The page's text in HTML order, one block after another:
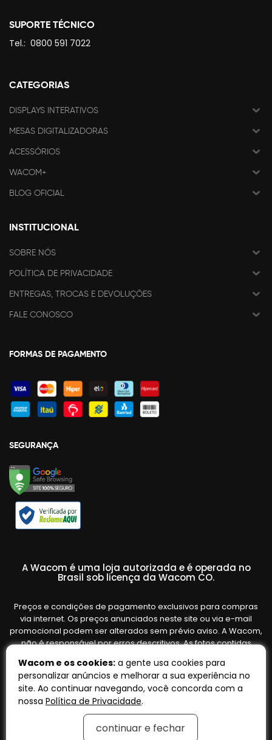
SUPORTE TÉCNICO
Tel.: 0800 591 7022
CATEGORIAS
DISPLAYS INTERATIVOS
MESAS DIGITALIZADORAS
ACESSÓRIOS
WACOM+
BLOG OFICIAL
INSTITUCIONAL
SOBRE NÓS
POLÍTICA DE PRIVACIDADE
ENTREGAS, TROCAS E DEVOLUÇÕES
FALE CONOSCO
FORMAS DE PAGAMENTO
SEGURANÇA
A Wacom é uma loja autorizada e é operada no
Brasil sob licença da Wacom CO.
Preços e condições de pagamento exclusivos para compras
via internet. Os preços anunciados neste site ou via e-mail
promocional podem ser alterados sem prévio aviso. A Wacom,
não é responsável por erros descritivos. As fotos contidas
variar de acordo com o fornecedor/lote do fabricante. Ofertas
válidas até o término de nossos estoques. Vendas sujeitas à
análise e confirmação de dados.
Wacom e os cookies: a gente usa cookies para
personalizar anúncios e melhorar a sua experiência no
site. Ao continuar navegando, você concorda com a
nossa Política de Privacidade.
continuar e fechar